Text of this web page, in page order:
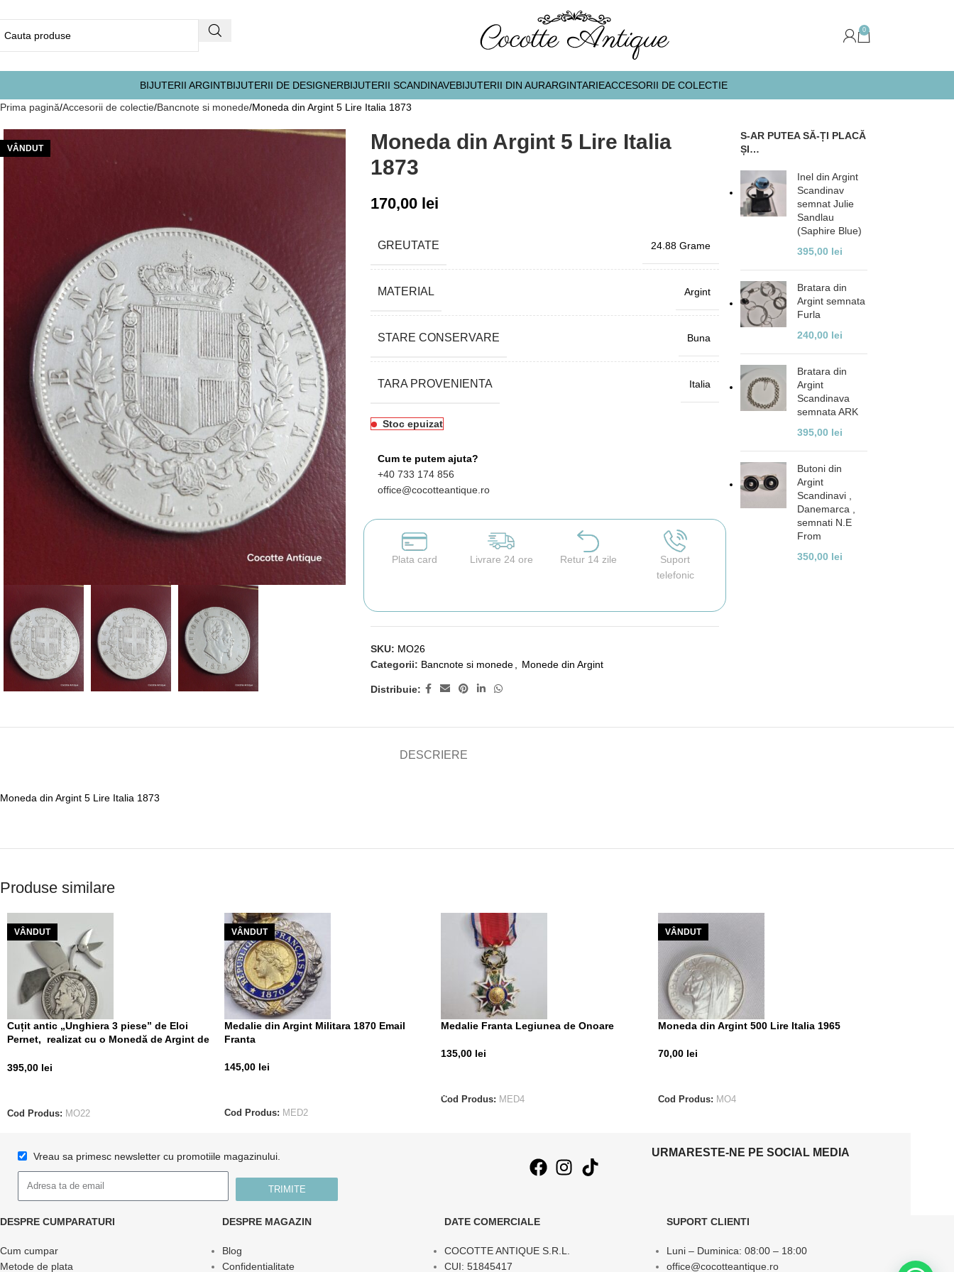
0
BIJUTERII ARGINTBIJUTERII DE DESIGNERBIJUTERII SCANDINAVEBIJUTERII DIN AURARGINTARIEACCESORII DE COLECTIE
Prima pagină Accesorii de colectie Bancnote si monede Moneda din Argint 5 Lire Italia 1873
VÂNDUT
Moneda din Argint 5 Lire Italia
1873
170,00 lei
GREUTATE 24.88 Grame
MATERIAL Argint
STARE CONSERVARE Buna
TARA PROVENIENTA Italia
Stoc epuizat
Cum te putem ajuta?
+40 733 174 856
office@cocotteantique.ro
Plata card Livrare 24 ore Retur 14 zile
Suport
telefonic
SKU: MO26
Categorii: Bancnote si monede Monede din Argint
Distribuie:
S-AR PUTEA SĂ-ȚI PLACĂ
ȘI…
Inel din Argint
Scandinav
semnat Julie
Sandlau
(Saphire Blue)
395,00 lei
Bratara din
Argint semnata
Furla
240,00 lei
Bratara din
Argint
Scandinava
semnata ARK
395,00 lei
Butoni din
Argint
Scandinavi ,
Danemarca ,
semnati N.E
From
350,00 lei
DESCRIERE
Moneda din Argint 5 Lire Italia 1873
Produse similare
VÂNDUT
Cuțit antic „Unghiera 3 piese” de Eloi
Pernet, realizat cu o Monedă de Argint de
395,00 lei
Cod Produs: MO22
VÂNDUT
Medalie din Argint Militara 1870 Email
Franta
145,00 lei
Cod Produs: MED2
Medalie Franta Legiunea de Onoare
135,00 lei
Cod Produs: MED4
VÂNDUT
Moneda din Argint 500 Lire Italia 1965
70,00 lei
Cod Produs: MO4
Vreau sa primesc newsletter cu promotiile magazinului.
TRIMITE
URMARESTE-NE PE SOCIAL MEDIA
DESPRE CUMPARATURI
Cum cumpar
Metode de plata
DESPRE MAGAZIN
Blog
Confidentialitate
DATE COMERCIALE
COCOTTE ANTIQUE S.R.L.
CUI: 51845417
SUPORT CLIENTI
Luni – Duminica: 08:00 – 18:00
office@cocotteantique.ro